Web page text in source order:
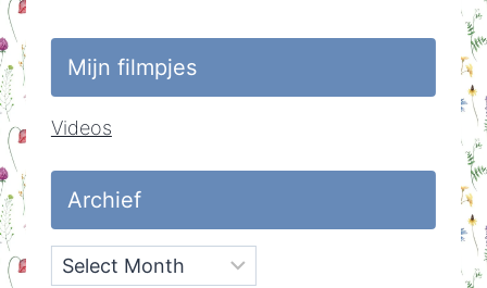
Mijn filmpjes
Videos
Archief
Archief